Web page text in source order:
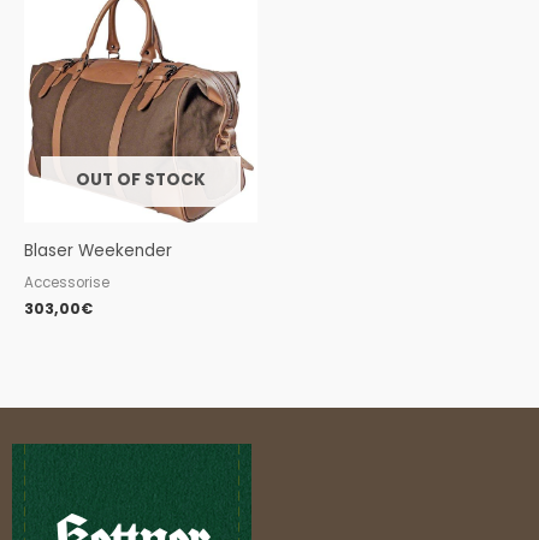
OUT OF STOCK
Blaser Weekender
Accessorise
303,00€